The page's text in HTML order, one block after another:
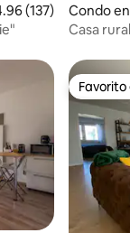
promedio:
(137)
Condo
Casa